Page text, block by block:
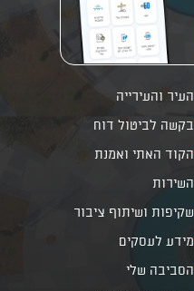
העיר והעירייה
בקשה לביטול דוח
הקוד האתי ואמנת
השירות
שקיפות ושיתוף ציבור
מידע לעסקים
הסביבה שלי